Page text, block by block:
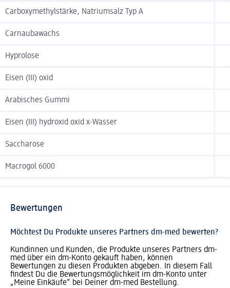
Carboxymethylstärke, Natriumsalz Typ A
Carnaubawachs
Hyprolose
Eisen (III) oxid
Arabisches Gummi
Eisen (III) hydroxid oxid x-Wasser
Saccharose
Macrogol 6000
Bewertungen
Möchtest Du Produkte unseres Partners dm-med bewerten?
Kundinnen und Kunden, die Produkte unseres Partners dm-
med über ein dm-Konto gekauft haben, können
Bewertungen zu diesen Produkten abgeben. In diesem Fall
findest Du die Bewertungsmöglichkeit im dm-Konto unter
„Meine Einkäufe“ bei Deiner dm-med Bestellung.